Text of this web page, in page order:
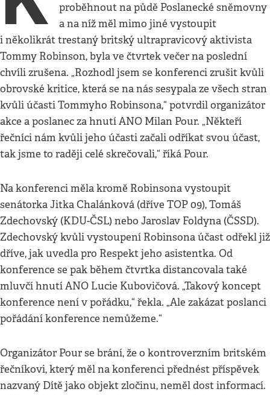
proběhnout na půdě Poslanecké sněmovny
a na níž měl mimo jiné vystoupit
i několikrát trestaný britský ultrapravicový aktivista
Tommy Robinson, byla ve čtvrtek večer na poslední
chvíli zrušena. „Rozhodl jsem se konferenci zrušit kvůli
obrovské kritice, která se na nás sesypala ze všech stran
kvůli účasti Tommyho Robinsona,“ potvrdil organizátor
akce a poslanec za hnutí ANO Milan Pour. „Někteří
řečníci nám kvůli jeho účasti začali odříkat svou účast,
tak jsme to raději celé skrečovali,“ říká Pour.
Na konferenci měla kromě Robinsona vystoupit
senátorka Jitka Chalánková (dříve TOP 09), Tomáš
Zdechovský (KDU-ČSL) nebo Jaroslav Foldyna (ČSSD).
Zdechovský kvůli vystoupení Robinsona účast odřekl již
dříve, jak uvedla pro Respekt jeho asistentka. Od
konference se pak během čtvrtka distancovala také
mluvčí hnutí ANO Lucie Kubovičová. „Takový koncept
konference není v pořádku,“ řekla. „Ale zakázat poslanci
pořádání konference nemůžeme.“
Organizátor Pour se brání, že o kontroverzním britském
řečníkovi, který měl na konferenci přednést příspěvek
nazvaný Dítě jako objekt zločinu, neměl dost informací.